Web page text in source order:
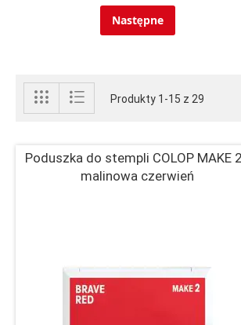
Następne
Zobacz
jako
Siatka Produkty 1 -15 z 29
Poduszka do stempli COLOP MAKE
malinowa czerwień